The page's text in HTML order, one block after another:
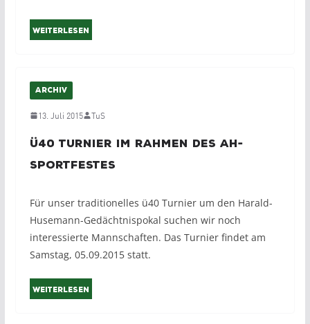
Weiterlesen
ARCHIV
13. Juli 2015 TuS
ü40 Turnier im Rahmen des AH-
Sportfestes
Für unser traditionelles ü40 Turnier um den Harald-
Husemann-Gedächtnispokal suchen wir noch
interessierte Mannschaften. Das Turnier findet am
Samstag, 05.09.2015 statt.
Weiterlesen